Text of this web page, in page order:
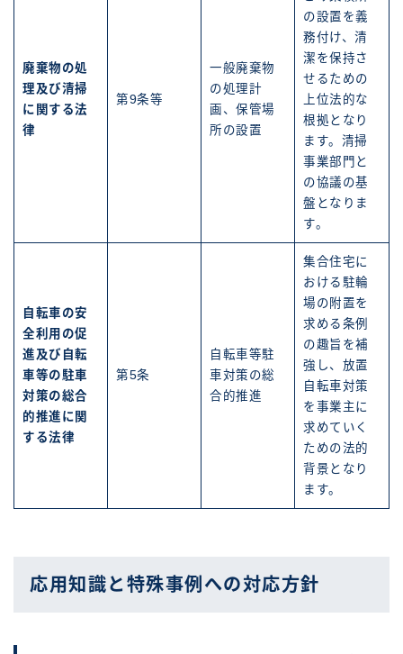
廃棄物の処
理及び清掃
に関する法
律
第9条等
一般廃棄物
の処理計
画、保管場
所の設置
の設置を義
務付け、清
潔を保持さ
せるための
上位法的な
根拠となり
ます。清掃
事業部門と
の協議の基
盤となりま
す。
自転車の安
全利用の促
進及び自転
車等の駐車
対策の総合
的推進に関
する法律
第5条
自転車等駐
車対策の総
合的推進
集合住宅に
おける駐輪
場の附置を
求める条例
の趣旨を補
強し、放置
自転車対策
を事業主に
求めていく
ための法的
背景となり
ます。
応用知識と特殊事例への対応方針